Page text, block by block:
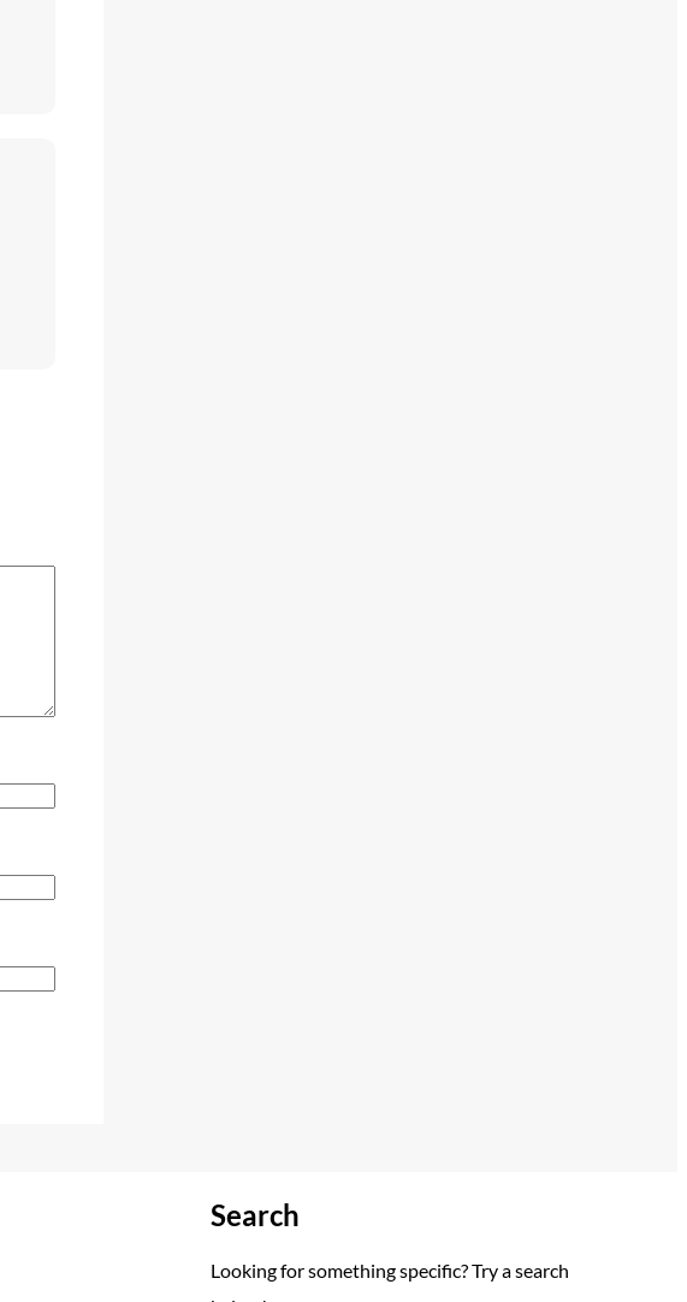
Search
Looking for something specific? Try a search